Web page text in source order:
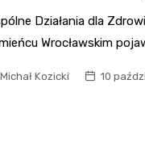
Działania dla
Wrocławskim
Michał Kozicki 10